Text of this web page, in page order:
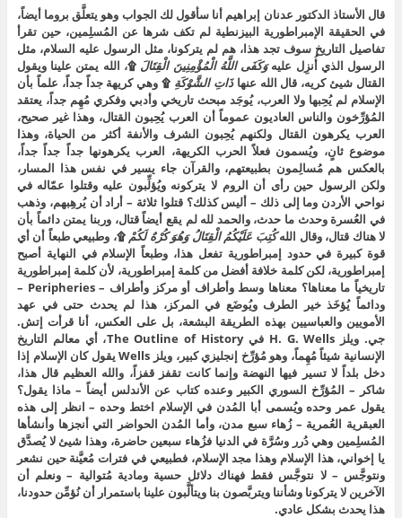
قال الأستاذ الدكتور عدنان إبراهيم أنا سأقول لك الجواب وهو يتعلَّق بروما أيضاً،
في الحقيقة الإمبراطورية البيزنطية لم تكف شرها عن المُسلِمين، حين تقرأ
تفاصيل التاريخ سوف تجد هذا، هم لم يتركونا، مثل الرسول عليه السلام، مثل
الرسول الذي أُنزِل عليهوَكَفَى اللَّهُ الْمُؤْمِنِينَ الْقِتَالَ ۩، الله يمتن علينا ويقول
القتال شيئ كريه، قال الله عنهاذَاتِ الشَّوْكَةِ ۩ وهي كريهة جداً جداً، علماً بأن
الإسلام لم يُحِبها ولا العرب، يُوجَد مبحث تاريخي وأدبي وفكري مُهِم جداً، يعتقد
المُؤرِّخون والناس العاديون عموماً أن العرب يُحِبون القتال، وهذا غير صحيح،
العرب يكرهون القتال ولكنهم يُحِبون الشرف والأنفة أكثر من الحياة، وهذا
موضوع ثانٍ، ويُسمون فعلاً الحرب الكريهة، العرب يكرهونها جداً جداً جداً،
بالعكس هم مُسالِمون بطبيعتهم، والقرآن جاء يسير في نفس هذا المسار،
ولكن الرسول حين رأى أن الروم لا يتركونه ويُؤلِّبون عليه وقتلوا عمّاله في
نواحي الأردن وما إلى ذلك – أليس كذلك؟ قتلوا ثلاثة – أراد أن يُرهِبهم، وذهب
في العُسرة وحدث ما حدث، والحمد لله لم يقع أيضاً قتال، وربنا يمتن دائماً بأن
لا هناك قتال، وقال اللهكُتِبَ عَلَيْكُمُ الْقِتَالُ وَهُوَ كُرْهٌ لَكُمْ۩، وطبيعي طبعاً أن أي
قوة كبيرة في حدود إمبراطورية تفعل هذا، وطبعاً الإسلام في النهاية أصبح
إمبراطورية، لكن كلمة خلافة أفضل من كلمة إمبراطورية، لأن كلمة إمبراطورية
تاريخياً ما معناها؟ معناها وسط وأطراف أو مركز وأطراف – Peripheries –
ودائماً يُؤخَذ خير الطرف ويُوضَع في المركز، هذا لم يحدث حتى في عهد
الأمويين والعباسيين بهذه الطريقة البشعة، بل على العكس، أنا قرأت إتش.
جي. ويلز H. G. Wells في The Outline of History، أي معالم التاريخ
الإنسانية شيئاً مُهِماً، وهو مُؤرِّخ إنجليزي كبير، ويلز Wells يقول كان الإسلام إذا
دخل بلداً لا تسير فيها النهضة وإنما كانت تقفز قفزاً، والله العظيم قال هذا،
شاكر – المُؤرِّخ السوري الكبير وعنده كتاب عن الأندلس أيضاً – ماذا يقول؟
يقول عمر وحده ويُسمى أبا المُدن في الإسلام اختط وحده – انظر إلى هذه
العبقرية العُمرية – زُهاء سبع مدن، وأما المُدن الحواضر التي أنجزها وأنشأها
المُسلِمين وهي دُرر وسُرَّة في الدنيا فزُهاء سبعين حاضرة، وهذا شيئ لا يُصدَّق
يا إخواني، هذا الإسلام وهذا مجد الإسلام، فطبيعي في فترات مُعيَّنة حين نشعر
ونتوجَّس – لا نتوجَّس فقط فهناك دلائل حسية ومادية مُتوالية – ونعلم أن
الآخرين لا يتركونا وشأننا ويتربَّصون بنا ويتألَّبون علينا باستمرار أن نُؤمِّن حدودنا،
هذا يحدث بشكل عادي.